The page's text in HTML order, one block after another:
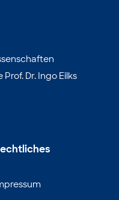
Dr. Ingo Eilks